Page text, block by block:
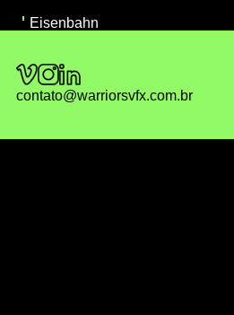
Eisenbahn
contato@warriorsvfx.com.br